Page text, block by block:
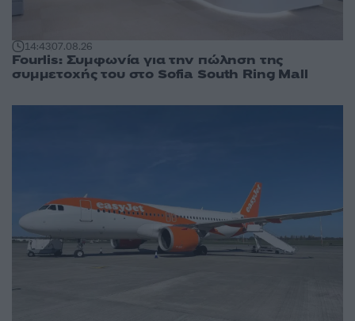
14:4307.08.26
Fourlis: Συμφωνία για την πώληση της
συμμετοχής του στο Sofia South Ring Mall